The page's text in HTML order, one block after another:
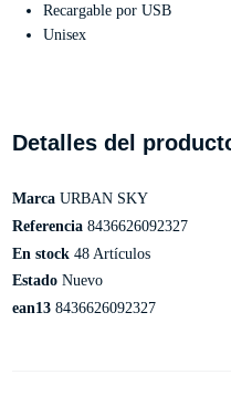
Recargable por USB
Unisex
Detalles del
Marca URBAN SKY
Referencia 8436626092327
En stock 48 Artículos
Estado Nuevo
ean13 8436626092327